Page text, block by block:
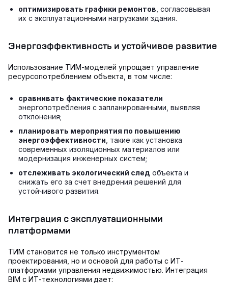
оптимизировать графики ремонтов , согласовывая
их с эксплуатационными нагрузками здания.
Энергоэффективность и устойчивое развитие
Использование ТИМ-моделей упрощает управление
ресурсопотреблением объекта, в том числе:
сравнивать фактические показатели
энергопотребления с запланированными, выявляя
отклонения;
планировать мероприятия по повышению
энергоэффективности , такие как установка
современных изоляционных материалов или
модернизация инженерных систем;
отслеживать экологический след объекта и
снижать его за счет внедрения решений для
устойчивого развития.
Интеграция с эксплуатационными
платформами
ТИМ становится не только инструментом
проектирования, но и основой для работы с ИТ-
платформами управления недвижимостью. Интеграция
BIM с ИТ-технологиями дает: